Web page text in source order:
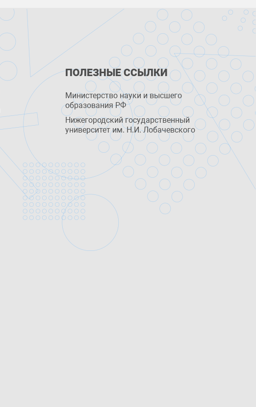
ПОЛЕЗНЫЕ ССЫЛКИ
Министерство науки и высшего
образования РФ
Нижегородский государственный
университет им. Н.И. Лобачевского